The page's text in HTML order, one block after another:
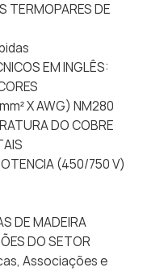
TERMOPARES DE
EM INGLÊS:
X AWG) NM280
DO COBRE
(450/750 V)
DE MADEIRA
DO SETOR
Associações e